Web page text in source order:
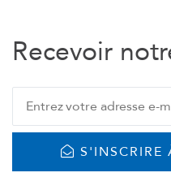
Recevoir
S'INSCRIRE